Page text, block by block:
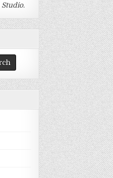
Studio.